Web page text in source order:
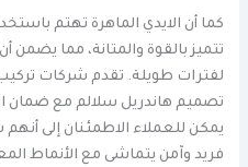
كما أن الايدي الماهرة تهتم
تتميز بالقوة والمتانة، مما
لفترات طويلة. تقدم شركات
تصميم هاندريل سلالم مع ضمان
يمكن للعملاء الاطمئنان إلى
فريد وآمن يتماشى مع الأنماط